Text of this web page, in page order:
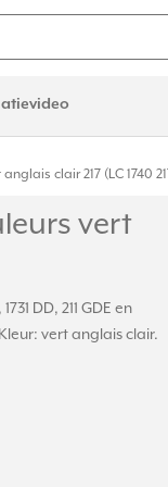
clair 217 (LC 1740
vert
DD, 211 GDE en
vert anglais clair.